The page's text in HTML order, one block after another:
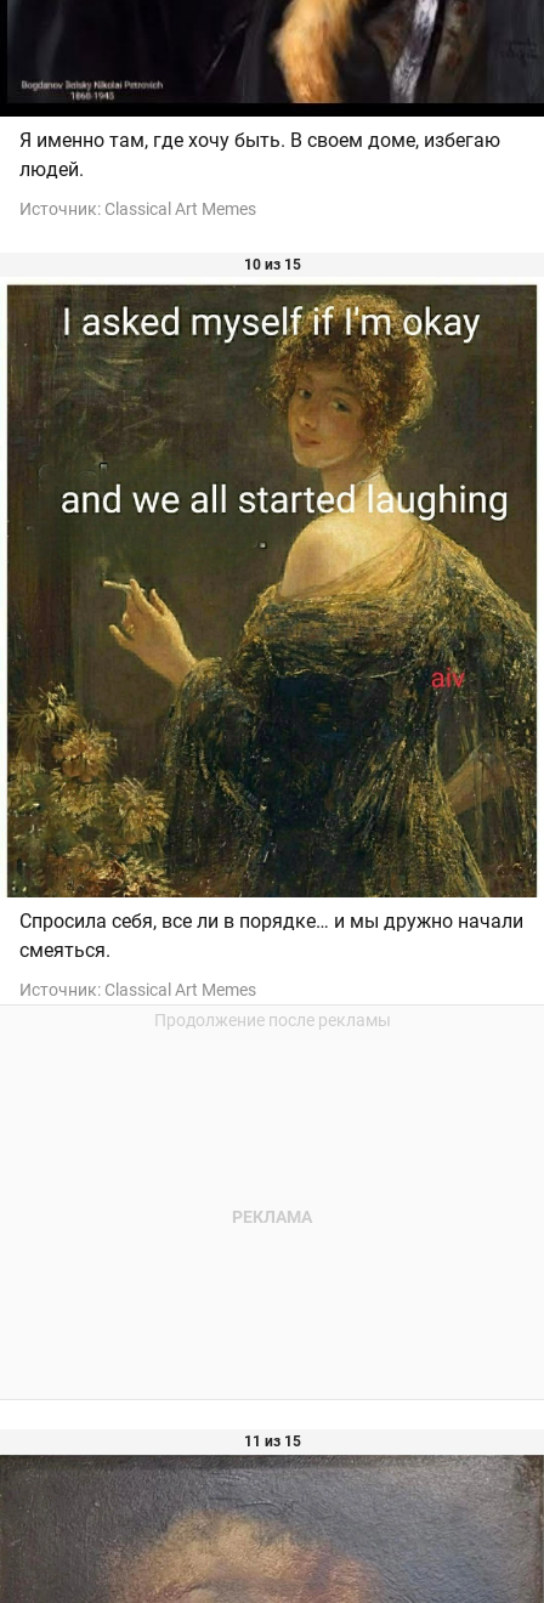
Я именно там, где хочу быть. В своем доме, избегаю
людей.
Источник: Classical Art Memes
10 из 15
Спросила себя, все ли в порядке… и мы дружно начали
смеяться.
Источник: Classical Art Memes
11 из 15